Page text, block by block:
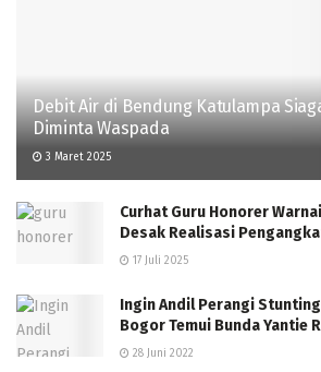
Debit Air di Bendung Katulampa
Diminta Waspada
3 Maret 2025
Curhat Guru Honorer
Desak Realisasi
17 Juli 2025
Ingin Andil Perangi
Bogor Temui Bunda Yantie
28 Juni 2022